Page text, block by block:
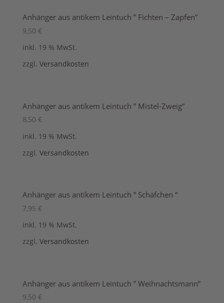
Anhänger aus antikem Leintuch ” Fichten – Zapfen”
9,50 €
inkl. 19 % MwSt.
zzgl. Versandkosten
Anhänger aus antikem Leintuch ” Mistel-Zweig”
8,50 €
inkl. 19 % MwSt.
zzgl. Versandkosten
Anhänger aus antikem Leintuch ” Schäfchen “
7,95 €
inkl. 19 % MwSt.
zzgl. Versandkosten
Anhänger aus antikem Leintuch ” Weihnachtsmann”
9,50 €